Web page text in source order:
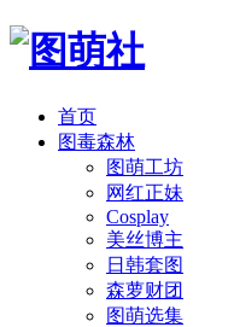
首页
图毒森林
图萌工坊
网红正妹
Cosplay
美丝博主
日韩套图
森萝财团
图萌选集